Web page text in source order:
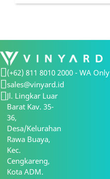
(+62) 811 8010 2000 - WA Only
sales@vinyard.id
Jl. Lingkar Luar
Barat Kav. 35-
36,
Desa/Kelurahan
Rawa Buaya,
Kec.
Cengkareng,
Kota ADM.